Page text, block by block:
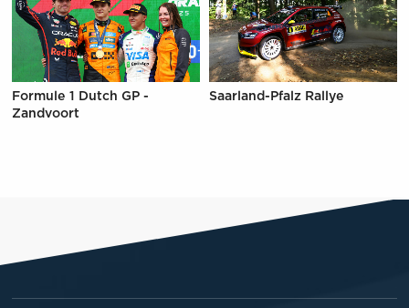
Formule 1 Dutch GP -
Zandvoort
Saarland-Pfalz Rallye